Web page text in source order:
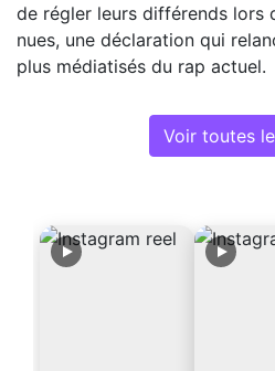
de régler leurs différends lors
nues, une déclaration qui
plus médiatisés du rap actuel.
Voir toutes